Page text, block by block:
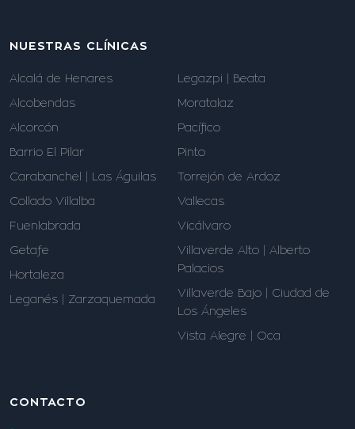
NUESTRAS CLÍNICAS
Alcalá de Henares
Alcobendas
Alcorcón
Barrio El Pilar
Carabanchel | Las Águilas
Collado Villalba
Fuenlabrada
Getafe
Hortaleza
Leganés | Zarzaquemada
Legazpi | Beata
Moratalaz
Pacífico
Pinto
Torrejón de Ardoz
Vallecas
Vicálvaro
Villaverde Alto | Alberto
Palacios
Villaverde Bajo | Ciudad de
Los Ángeles
Vista Alegre | Oca
CONTACTO